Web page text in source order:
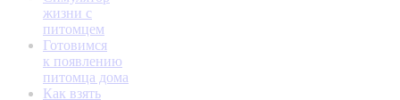
жизни с
питомцем
Готовимся
к появлению
питомца дома
Как взять